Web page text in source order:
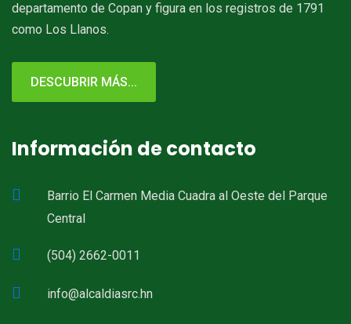
departamento de Copan y figura en los registros de 1791
como Los Llanos.
DESCUBRIR MÁS...
Información de contacto
Barrio El Carmen Media Cuadra al Oeste del Parque
Central
(504) 2662-0011
info@alcaldiasrc.hn